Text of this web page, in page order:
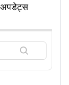
अपडेट्स